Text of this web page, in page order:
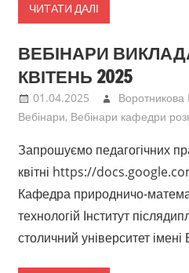
ЧИТАТИ ДАЛІ
ВЕБІНАРИ
КВІТЕНЬ 2025
01.04.2025
Воротникова
Вебінари, Вебінари кафедри
Запрошуємо педагогічних
квітні https://
Кафедра природничо-
технологій Інститут
столичний університет